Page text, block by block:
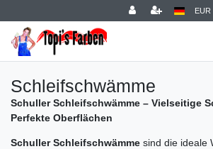
EUR
Schleifschwämme
Schuller Schleifschwämme – Vielseitige
Perfekte Oberflächen
Schuller Schleifschwämme sind die ideale